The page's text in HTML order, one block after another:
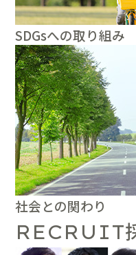
SDGsへの取り組み
社会との関わり
RECRUIT